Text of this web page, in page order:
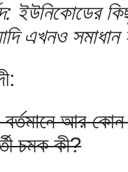
ইউনিকোডের
এখনও
বর্তমানে আর
চমক কী?